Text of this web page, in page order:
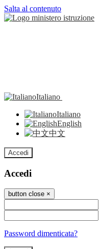
Salta al contenuto
Italiano
Italiano
English
中文
Accedi
Accedi
button close ×
Password dimenticata?